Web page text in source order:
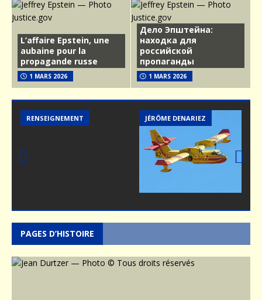
L’affaire Epstein, une
aubaine pour la
propagande russe
1 MARS 2026
Дело Эпштейна:
находка для
российской
пропаганды
1 MARS 2026
MER MER
PAGES D’HISTOIRE